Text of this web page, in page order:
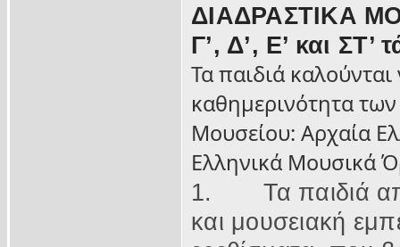
ΔΙΑΔΡΑΣΤΙΚΑ
Γ’, Δ’, Ε’ και ΣΤ’
Τα παιδιά
καθημερινότητα
Μουσείου: Αρχαία
Ελληνικά Μουσικά
1.
Τα παιδιά
και μουσειακή